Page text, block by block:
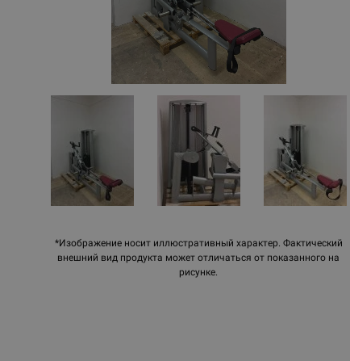
*Изображение носит иллюстративный характер. Фактический
внешний вид продукта может отличаться от показанного на
рисунке.